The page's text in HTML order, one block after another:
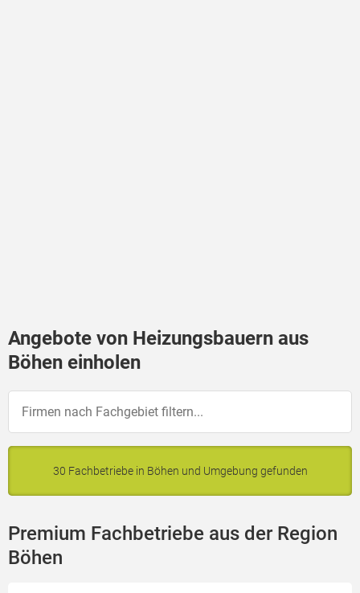
Angebote von Heizungsbauern aus
Böhen einholen
30 Fachbetriebe in Böhen und Umgebung gefunden
Premium Fachbetriebe aus der Region
Böhen